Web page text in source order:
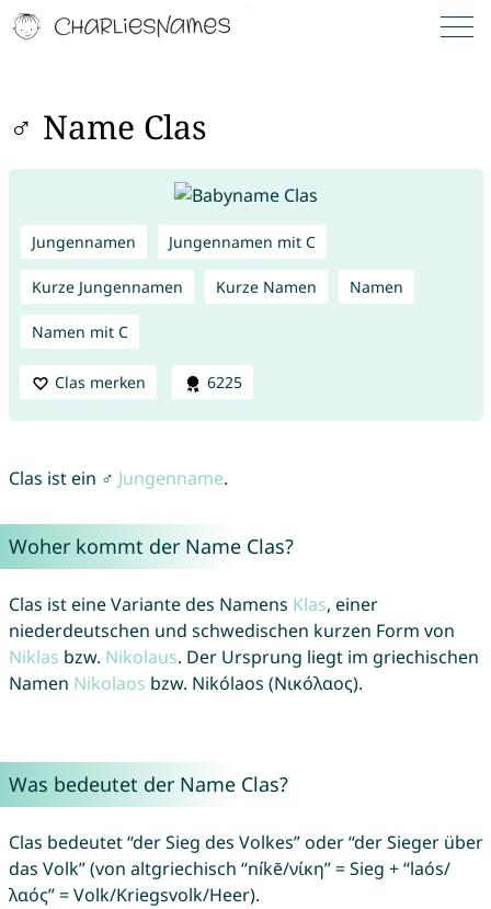
♂ Name Clas
Jungennamen Jungennamen mit C
Kurze Jungennamen Kurze Namen Namen
Namen mit C
Clas merken 6225
Clas ist ein ♂ Jungenname.
Woher kommt der Name Clas?
Clas ist eine Variante des Namens Klas, einer
niederdeutschen und schwedischen kurzen Form von
Niklas bzw. Nikolaus. Der Ursprung liegt im griechischen
Namen Nikolaos bzw. Nikólaos (Νικόλαος).
Was bedeutet der Name Clas?
Clas bedeutet “der Sieg des Volkes” oder “der Sieger über
das Volk” (von altgriechisch “níkē/νίκη” = Sieg + “laós/
λαός” = Volk/Kriegsvolk/Heer).